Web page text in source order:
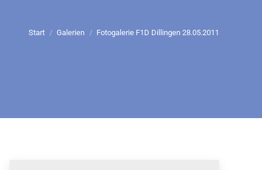
Sie befinden sich hier:
Start Galerien Fotogalerie F1D Dillingen 28.05.2011